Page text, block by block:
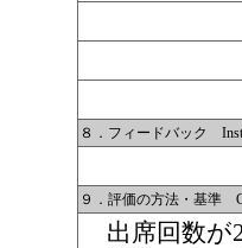
８．フィードバック
９．評価の方法・基準
出席回数が